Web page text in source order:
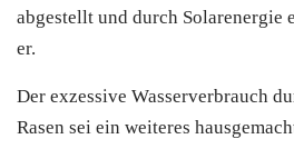
abgestellt und durch Solarenergie
er.
Der exzessive Wasserverbrauch
Rasen sei ein weiteres